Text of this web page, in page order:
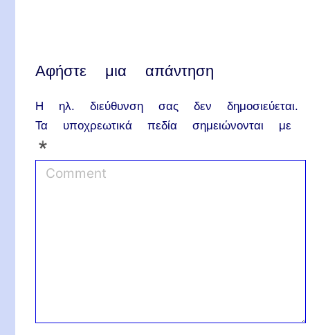
Αφήστε μια απάντηση
Η ηλ. διεύθυνση σας δεν δημοσιεύεται.
Τα υποχρεωτικά πεδία σημειώνονται με
*